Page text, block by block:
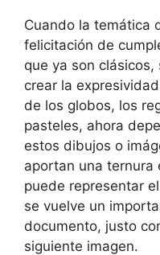
Cuando la temática
felicitación de
que ya son
crear la
de los globos, los
pasteles, ahora
estos dibujos o
aportan una ternura
puede representar
se vuelve un
documento, justo
siguiente imagen.